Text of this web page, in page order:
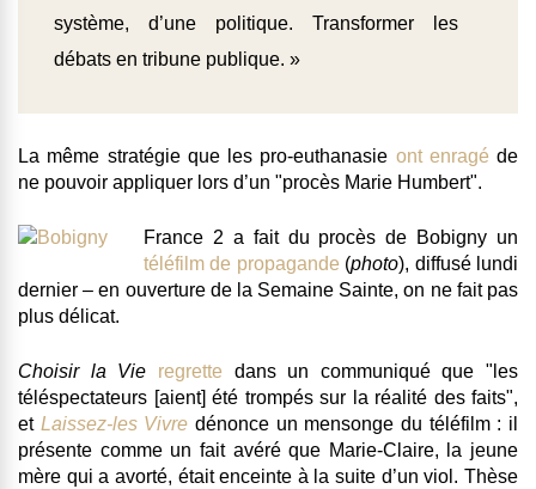
système, d’une politique. Transformer les
débats en tribune publique. »
La même stratégie que les pro-euthanasie ont enragé de
ne pouvoir appliquer lors d’un "procès Marie Humbert".
France 2 a fait du procès de Bobigny un
téléfilm de propagande (photo), diffusé lundi
dernier – en ouverture de la Semaine Sainte, on ne fait pas
plus délicat.
Choisir la Vie regrette dans un communiqué que "les
téléspectateurs [aient] été trompés sur la réalité des faits",
et Laissez-les Vivre dénonce un mensonge du téléfilm : il
présente comme un fait avéré que Marie-Claire, la jeune
mère qui a avorté, était enceinte à la suite d’un viol . Thèse